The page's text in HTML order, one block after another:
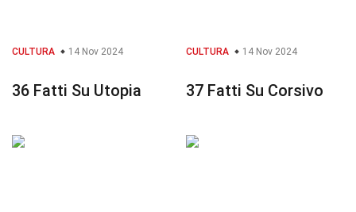
CULTURA 14 Nov 2024
36 Fatti Su Utopia
CULTURA 14 Nov 2024
37 Fatti Su Corsivo